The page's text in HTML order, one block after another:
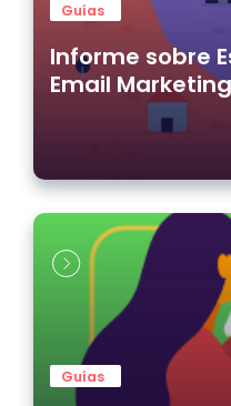
Guías
Informe sobre
Email Marketing
Guías